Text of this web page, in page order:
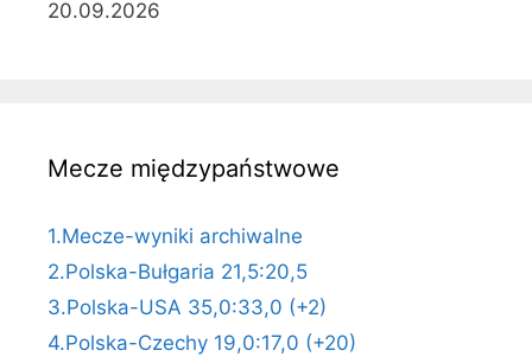
20.09.2026
Mecze międzypaństwowe
1.Mecze-wyniki archiwalne
2.Polska-Bułgaria 21,5:20,5
3.Polska-USA 35,0:33,0 (+2)
4.Polska-Czechy 19,0:17,0 (+20)